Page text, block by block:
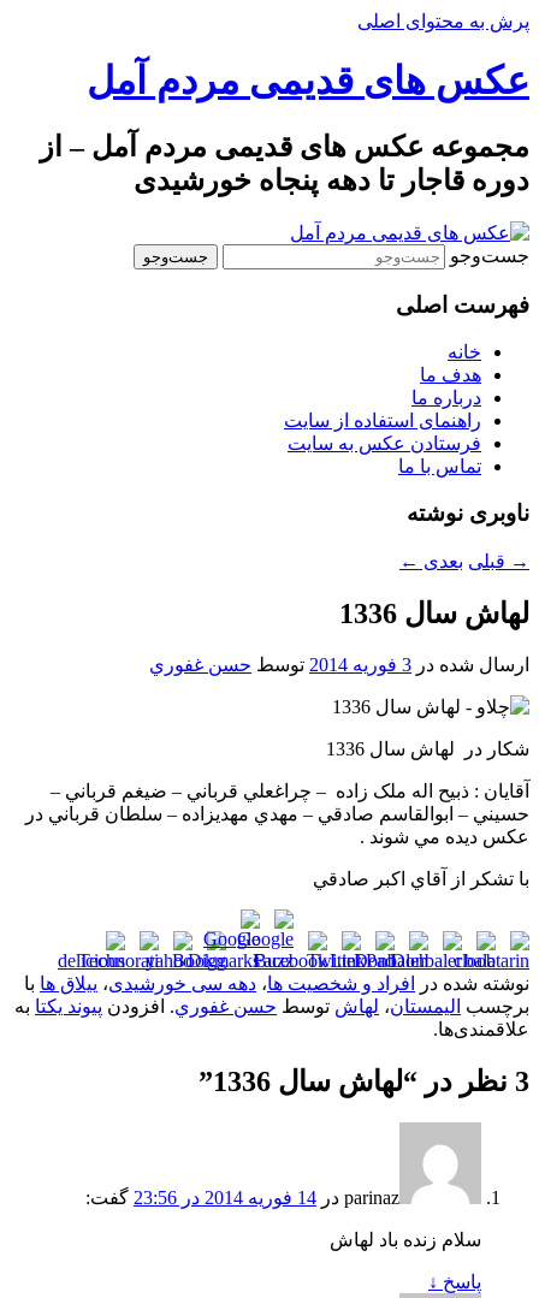
پرش به محتوای اصلی
عکس های قدیمی مردم آمل
مجموعه عکس های قدیمی مردم آمل – از
دوره قاجار تا دهه پنجاه خورشیدی
جست‌وجو
فهرست اصلی
خانه
هدف ما
درباره ما
راهنمای استفاده از سایت
فرستادن عکس به سایت
تماس با ما
ناوبری نوشته
→ قبلی بعدی ←
لهاش سال 1336
ارسال شده در 3 فوریه 2014 توسط حسن غفوري
شکار در لهاش سال 1336
آقايان : ذبيح اله ملک زاده – چراغعلي قرباني – ضيغم قرباني –
حسيني – ابوالقاسم صادقي – مهدي مهديزاده – سلطان قرباني در
عکس ديده مي شوند .
با تشکر از آقاي اکبر صادقي
نوشته شده در افراد و شخصیت ها، دهه سی خورشیدی، ییلاق ها با
برچسب الیمستان، لهاش توسط حسن غفوري. افزودن پیوند یکتا به
علاقمندی‌ها.
3 نظر در “ لهاش سال 1336 ”
parinaz در 14 فوریه 2014 در 23:56 گفت:
سلام زنده باد لهاش
پاسخ ↓